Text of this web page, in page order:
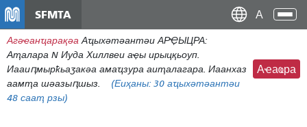
наи
дунг
SFMTA
Агәҽанҵарақәа Аҵыхәтәантәи АРҾЫЦРА:
Аҭалара N Иуда Хиллвеи аҿы ирыцқьоуп.
Иааиԥмырҟьаӡакәа амаҵзура аиҭалагара. Иаанхаз
аамҭа шәазыԥшыз.
(Еиҳаны: 30 аҵыхәтәантәи
48 сааҭ рзы)
Аҽаҩра